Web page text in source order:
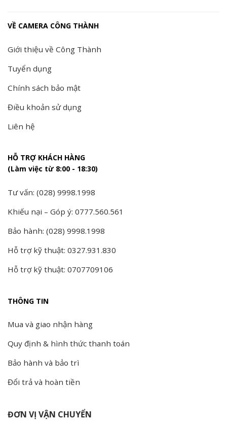
VỀ CAMERA CÔNG THÀNH
Giới thiệu về Công Thành
Tuyển dụng
Chính sách bảo mật
Điều khoản sử dụng
Liên hệ
HỖ TRỢ KHÁCH HÀNG
(Làm việc từ 8:00 - 18:30)
Tư vấn: (028) 9998.1998
Khiếu nại – Góp ý: 0777.560.561
Bảo hành: (028) 9998.1998
Hỗ trợ kỹ thuật: 0327.931.830
Hỗ trợ kỹ thuật: 0707709106
THÔNG TIN
Mua và giao nhận hàng
Quy định & hình thức thanh toán
Bảo hành và bảo trì
Đổi trả và hoàn tiền
ĐƠN VỊ VẬN CHUYỂN